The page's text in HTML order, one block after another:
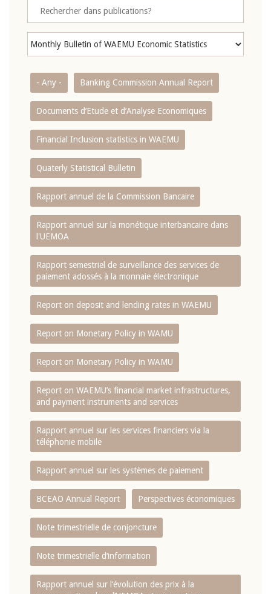
- Any - Banking Commission Annual Report
Documents d’Etude et d’Analyse Economiques
Financial Inclusion statistics in WAEMU
Quaterly Statistical Bulletin
Rapport annuel de la Commission Bancaire
Rapport annuel sur la monétique interbancaire dans
l'UEMOA
Rapport semestriel de surveillance des services de
paiement adossés à la monnaie électronique
Report on deposit and lending rates in WAEMU
Report on Monetary Policy in WAMU
Report on Monetary Policy in WAMU
Report on WAEMU’s financial market infrastructures,
and payment instruments and services
Rapport annuel sur les services financiers via la
téléphonie mobile
Rapport annuel sur les systèmes de paiement
BCEAO Annual Report Perspectives économiques
Note trimestrielle de conjoncture
Note trimestrielle d‘information
Rapport annuel sur l‘évolution des prix à la